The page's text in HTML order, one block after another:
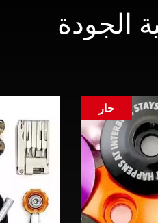
الجودة
حار